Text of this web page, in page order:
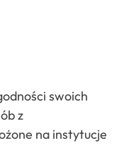
swoich
z
na instytucje